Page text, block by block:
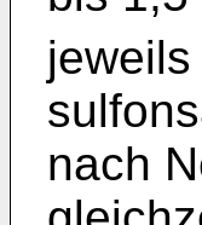
nach